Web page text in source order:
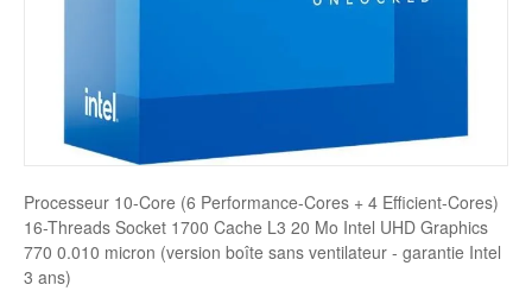
Processeur 10-Core (6 Performance-Cores + 4 Efficient-Cores)
16-Threads Socket 1700 Cache L3 20 Mo Intel UHD Graphics
770 0.010 micron (version boîte sans ventilateur - garantie Intel
3 ans)